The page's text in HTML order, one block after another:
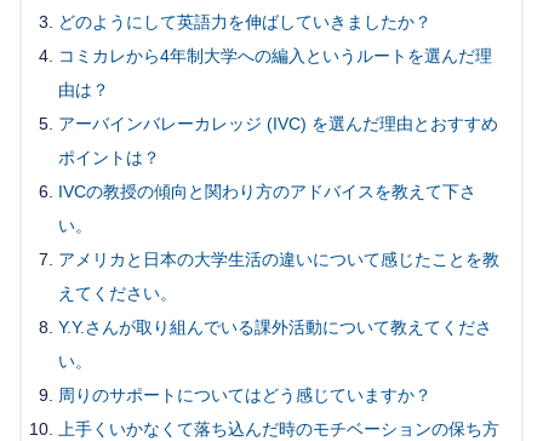
どのようにして英語力を伸ばしていきましたか？
コミカレから4年制大学への編入というルートを選んだ理
由は？
アーバインバレーカレッジ (IVC) を選んだ理由とおすすめ
ポイントは？
IVCの教授の傾向と関わり方のアドバイスを教えて下さ
い。
アメリカと日本の大学生活の違いについて感じたことを教
えてください。
Y.Y.さんが取り組んでいる課外活動について教えてくださ
い。
周りのサポートについてはどう感じていますか？
上手くいかなくて落ち込んだ時のモチベーションの保ち方